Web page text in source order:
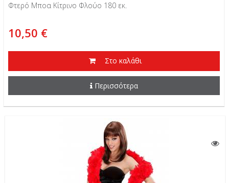
Φτερό Μποα Κίτρινο Φλούο 180 εκ.
10,50 €
Στο καλάθι
Περισσότερα